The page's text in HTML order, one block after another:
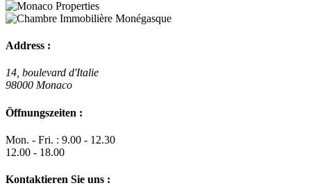
Address :
14, boulevard d'Italie
98000 Monaco
Öffnungszeiten :
Mon. - Fri. : 9.00 - 12.30
12.00 - 18.00
Kontaktieren Sie uns :